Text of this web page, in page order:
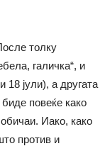
толку
галичка“, и
18 јули), а другата
биде повеќе како
Иако, како
против и